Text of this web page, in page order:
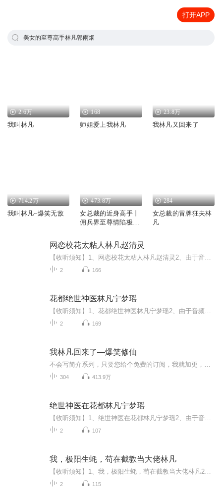
打开APP
美女的至尊高手林凡郭雨烟
2.6万
我叫林凡
168
师姐爱上我林凡
23.8万
我林凡又回来了
714.2万
我叫林凡~爆笑无敌
473.8万
女总裁的近身高手丨
佣兵界至尊情陷极品
284
女总裁的冒牌狂夫林
凡
网恋校花太粘人林凡赵清灵
2 166
花都绝世神医林凡宁梦瑶
2 169
我林凡回来了—爆笑修仙
304 413.9万
绝世神医在花都林凡宁梦瑶
2 107
我，极阳生蚝，苟在截教当大佬林凡
2 115